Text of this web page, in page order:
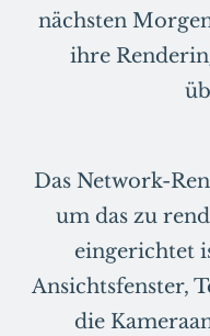
nächsten
ihre
Das Network-
um das zu
eingerichtet
Ansichtsfenster,
die